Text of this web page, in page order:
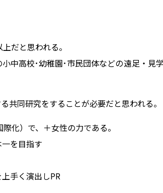
だと思われる。
中高校･幼稚園･市民団体などの遠足・見
共同研究をすることが必要だと思われる。
化）で、＋女性の力である。
を目指す
手く演出しPR